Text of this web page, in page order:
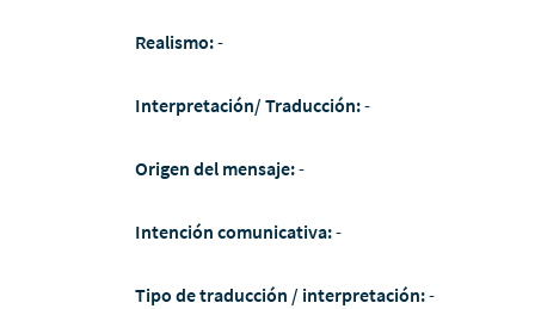
Realismo:-
Interpretación/ Traducción:-
Origen del mensaje:-
Intención comunicativa:-
Tipo de traducción / interpretación:-